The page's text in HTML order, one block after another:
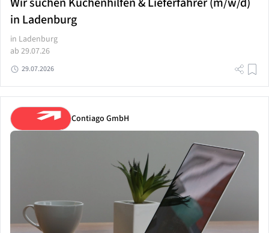
in Ladenburg
in Ladenburg
ab 29.07.26
29.07.2026
Contiago GmbH